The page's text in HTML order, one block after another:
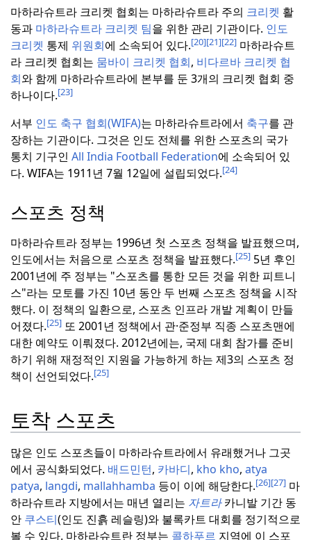
마하라슈트라 크리켓 협회는 마하라슈트라 주의 크리켓 활
동과 마하라슈트라 크리켓 팀을 위한 관리 기관이다. 인도
크리켓 통제 위원회에 소속되어 있다.[20][21][22] 마하라슈트
라 크리켓 협회는 뭄바이 크리켓 협회, 비다르바 크리켓 협
회와 함께 마하라슈트라에 본부를 둔 3개의 크리켓 협회 중
하나이다.[23]
서부 인도 축구 협회(WIFA)는 마하라슈트라에서 축구를 관
장하는 기관이다. 그것은 인도 전체를 위한 스포츠의 국가
통치 기구인 All India Football Federation에 소속되어 있
다. WIFA는 1911년 7월 12일에 설립되었다.[24]
스포츠 정책
마하라슈트라 정부는 1996년 첫 스포츠 정책을 발표했으며,
인도에서는 처음으로 스포츠 정책을 발표했다.[25] 5년 후인
2001년에 주 정부는 "스포츠를 통한 모든 것을 위한 피트니
스"라는 모토를 가진 10년 동안 두 번째 스포츠 정책을 시작
했다. 이 정책의 일환으로, 스포츠 인프라 개발 계획이 만들
어졌다.[25] 또 2001년 정책에서 관·준정부 직종 스포츠맨에
대한 예약도 이뤄졌다. 2012년에는, 국제 대회 참가를 준비
하기 위해 재정적인 지원을 가능하게 하는 제3의 스포츠 정
책이 선언되었다.[25]
토착 스포츠
많은 인도 스포츠들이 마하라슈트라에서 유래했거나 그곳
에서 공식화되었다. 배드민턴, 카바디, kho kho, atya
patya, langdi, mallahhamba 등이 이에 해당한다.[26][27] 마
하라슈트라 지방에서는 매년 열리는 자트라카니발 기간 동
안 쿠스티(인도 진흙 레슬링)와 불록카트 대회를 정기적으로
볼 수 있다. 마하라슈트란 정부는 콜하푸르 지역에 이 스포